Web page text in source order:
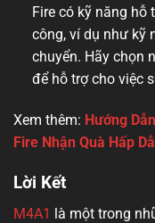
Fire có kỹ năng
công, ví dụ như kỹ
chuyển. Hãy chọn
để hỗ trợ cho việc
Xem thêm: Hướng
Fire Nhận Quà Hấp
Lời Kết
M4A1 là một trong